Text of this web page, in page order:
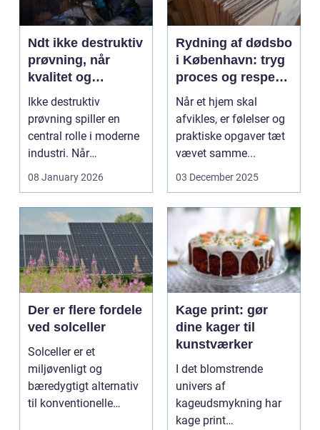
Ndt ikke destruktiv
prøvning, når
kvalitet og
sikkerhed er
afgørende
Ikke destruktiv
prøvning spiller en
central rolle i moderne
industri. Når
svejsninger,
trykbærende u...
08 January 2026
Rydning af dødsbo
i København: tryg
proces og respekt
for boet
Når et hjem skal
afvikles, er følelser og
praktiske opgaver tæt
vævet samme...
03 December 2025
Der er flere fordele
ved solceller
Solceller er et
miljøvenligt og
bæredygtigt alternativ
til konventionelle
Kage print: gør
dine kager til
kunstværker
I det blomstrende
univers af
kageudsmykning har
kage print